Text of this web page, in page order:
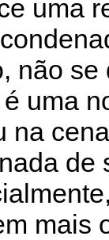
uma
não
uma
na
de
mais